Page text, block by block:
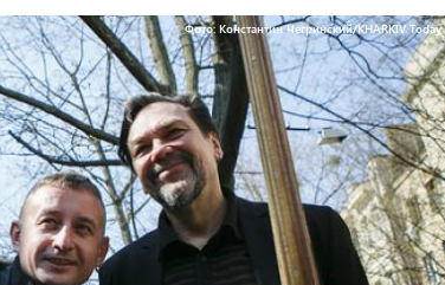
Фото: Константин Чегринский/KHARKIV Today